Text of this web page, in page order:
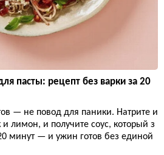
пасты: рецепт без варки за 20
— не повод для паники. Натрите и
и лимон, и получите соус, который з
минут — и ужин готов без единой